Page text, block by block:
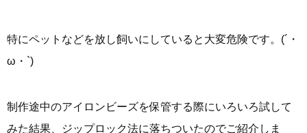
特にペットなどを放し飼いにしていると大変危険です。(´・
ω・`)
制作途中のアイロンビーズを保管する際にいろいろ試して
みた結果、ジップロック法に落ちついたのでご紹介しま